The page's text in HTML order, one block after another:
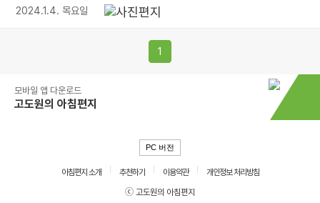
2024.1.4. 목요일
1
모바일 앱 다운로드
고도원의 아침편지
PC 버전
아침편지 소개 추천하기 이용약관
개인정보 처리방침
ⓒ 고도원의 아침편지